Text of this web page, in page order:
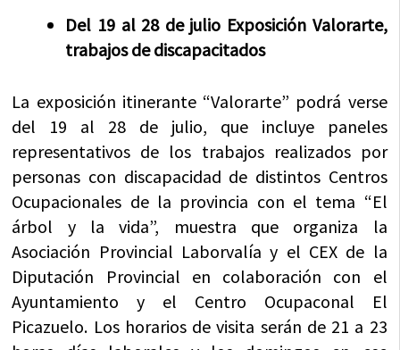
Del 19 al 28 de julio Exposición Valorarte,
trabajos de discapacitados
La exposición itinerante “Valorarte” podrá verse
del 19 al 28 de julio, que incluye paneles
representativos de los trabajos realizados por
personas con discapacidad de distintos Centros
Ocupacionales de la provincia con el tema “El
árbol y la vida”, muestra que organiza la
Asociación Provincial Laborvalía y el CEX de la
Diputación Provincial en colaboración con el
Ayuntamiento y el Centro Ocupaconal El
Picazuelo. Los horarios de visita serán de 21 a 23